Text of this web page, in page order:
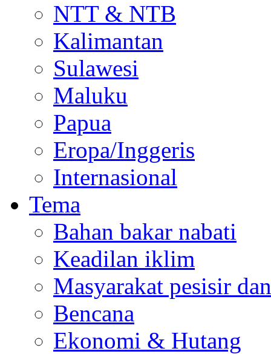
NTT & NTB
Kalimantan
Sulawesi
Maluku
Papua
Eropa/Inggeris
Internasional
Tema
Bahan bakar nabati
Keadilan iklim
Masyarakat pesisir
Bencana
Ekonomi & Hutang